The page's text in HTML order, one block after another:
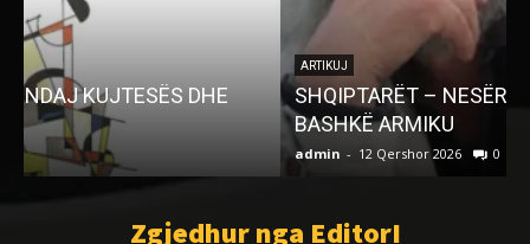
ARTIKUJ
SHQIPTARËT – NESËR PËRSËRI DO T’I BËJË
BASHKË ARMIKU
admin - 12 Qershor 2026
Zgjedhur nga EditorI